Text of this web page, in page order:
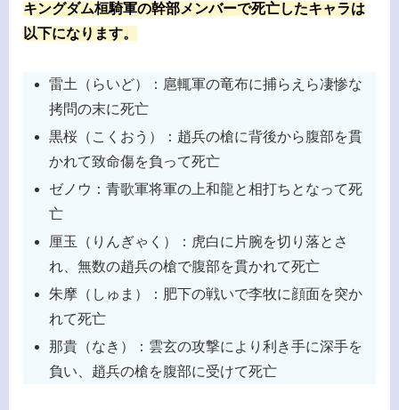
キングダム桓騎軍の幹部メンバーで死亡したキャラは
以下になります。
雷土（らいど）：扈輒軍の竜布に捕らえら凄惨な
拷問の末に死亡
黒桜（こくおう）：趙兵の槍に背後から腹部を貫
かれて致命傷を負って死亡
ゼノウ：青歌軍将軍の上和龍と相打ちとなって死
亡
厘玉（りんぎゃく）：虎白に片腕を切り落とさ
れ、無数の趙兵の槍で腹部を貫かれて死亡
朱摩（しゅま）：肥下の戦いで李牧に顔面を突か
れて死亡
那貴（なき）：雲玄の攻撃により利き手に深手を
負い、趙兵の槍を腹部に受けて死亡